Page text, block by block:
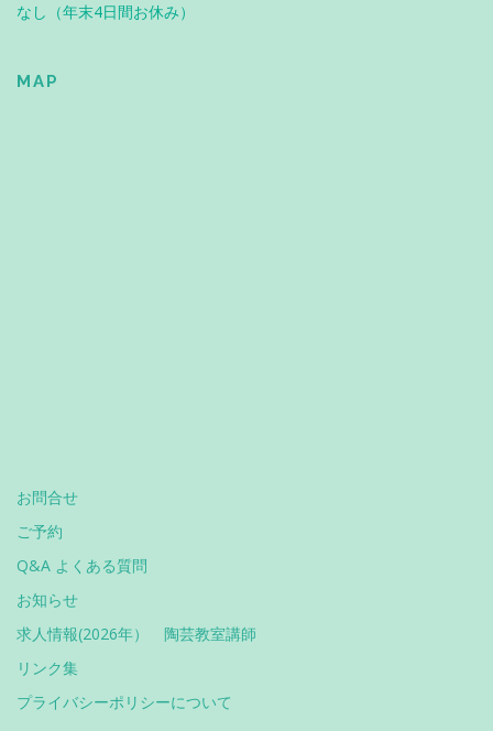
なし（年末4日間お休み）
MAP
お問合せ
ご予約
Q&A よくある質問
お知らせ
求人情報(2026年） 陶芸教室講師
リンク集
プライバシーポリシーについて